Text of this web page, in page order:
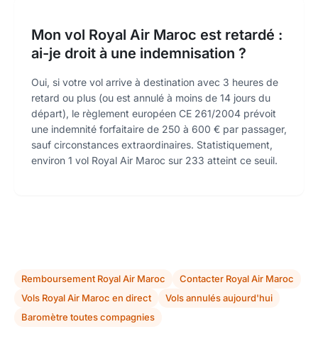
Mon vol Royal Air Maroc est retardé :
ai-je droit à une indemnisation ?
Oui, si votre vol arrive à destination avec 3 heures de
retard ou plus (ou est annulé à moins de 14 jours du
départ), le règlement européen CE 261/2004 prévoit
une indemnité forfaitaire de 250 à 600 € par passager,
sauf circonstances extraordinaires. Statistiquement,
environ 1 vol Royal Air Maroc sur 233 atteint ce seuil.
Remboursement Royal Air Maroc
Contacter Royal Air Maroc
Vols Royal Air Maroc en direct
Vols annulés aujourd'hui
Baromètre toutes compagnies